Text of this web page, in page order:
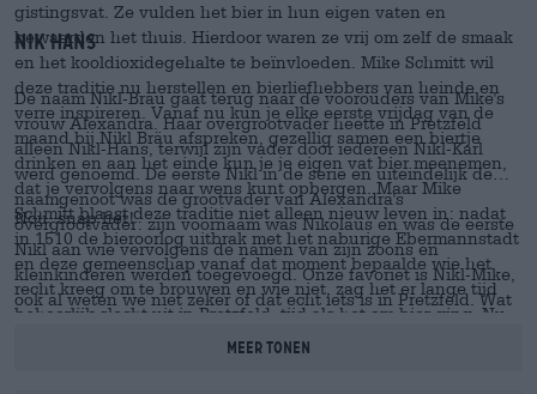
gistingsvat. Ze vulden het bier in hun eigen vaten en
bewaarden het thuis. Hierdoor waren ze vrij om zelf de smaak
en het kooldioxidegehalte te beïnvloeden. Mike Schmitt wil
deze traditie nu herstellen en bierliefhebbers van heinde en
verre inspireren. Vanaf nu kun je elke eerste vrijdag van de
maand bij Nikl Bräu afspreken, gezellig samen een biertje
drinken en aan het einde kun je je eigen vat bier meenemen,
dat je vervolgens naar wens kunt opbergen. Maar Mike
Schmitt blaast deze traditie niet alleen nieuw leven in: nadat
in 1510 de bieroorlog uitbrak met het naburige Ebermannstadt
en deze gemeenschap vanaf dat moment bepaalde wie het
recht kreeg om te brouwen en wie niet, zag het er lange tijd
behoorlijk slecht uit in Pretzfeld. tijd als het om bier ging. Nu
is er naast het bekende Pretzfelder vruchtensap ook weer
Nik Hans
De naam Nikl-Bräu gaat terug naar de voorouders van Mike's
vrouw Alexandra. Haar overgrootvader heette in Pretzfeld
alleen Nikl-Hans, terwijl zijn vader door iedereen Nikl-Karl
werd genoemd. De eerste Nikl in de serie en uiteindelijk de
naamgenoot was de grootvader van Alexandra's
overgrootvader: zijn voornaam was Nikolaus en was de eerste
Nikl aan wie vervolgens de namen van zijn zoons en
kleinkinderen werden toegevoegd. Onze favoriet is Nikl-Mike,
ook al weten we niet zeker of dat echt iets is in Pretzfeld. Wat
zijn bier. De uitstekende kwaliteit van zijn bieren werd
Nou, snap het!
Meer tonen